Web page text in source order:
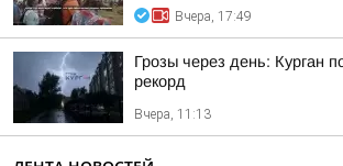
Вчера, 17:49
Грозы через день: Курган
рекорд
Вчера, 11:13